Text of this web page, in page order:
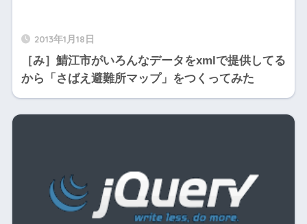
2013年1月18日
［み］鯖江市がいろんなデータをxmlで提供してる
から「さばえ避難所マップ」をつくってみた